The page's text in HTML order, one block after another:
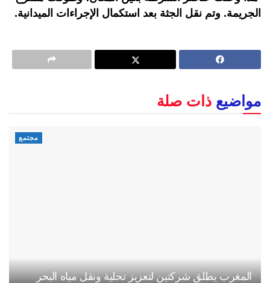
الجريمة. وتم نقل الجثة بعد استكمال الإجراءات الميدانية.
مواضيع ذات صلة
مجتمع
المغرب يطلق شركتين لتعزيز تحلية ونقل مياه البحر